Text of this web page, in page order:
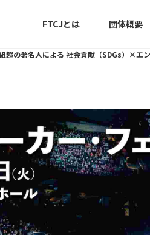
FTCJとは 団体概要
組超の著名人による 社会貢献（SDGs）×